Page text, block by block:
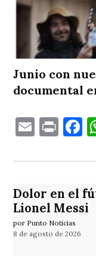
Junio con
documental
Email
Dolor en el
Lionel Messi
por Punto Noticias
8 de agosto de 2026